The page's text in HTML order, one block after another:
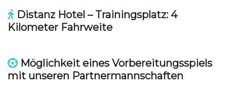
Distanz Hotel – Trainingsplatz: 4
Kilometer Fahrweite
Möglichkeit eines Vorbereitungsspiels
mit unseren Partnermannschaften